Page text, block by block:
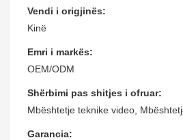
Vendi i origjinës:
Kinë
Emri i markës:
OEM/ODM
Shërbimi pas shitjes i ofruar:
Mbështetje teknike video,
Garancia: